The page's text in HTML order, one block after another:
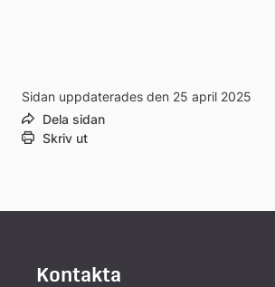
Sidan uppdaterades den 25 april 2025
Dela sidan
Skriv ut
Kontakta